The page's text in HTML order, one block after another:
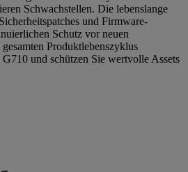
Schwachstellen. Die lebenslange
und Firmware-
Schutz vor neuen
Produktlebenszyklus
und schützen Sie wertvolle Assets